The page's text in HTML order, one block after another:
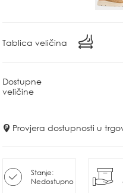
Tablica veličina
Dostupne
veličine
Provjera dostupnosti u
Stanje:
Nedostupno